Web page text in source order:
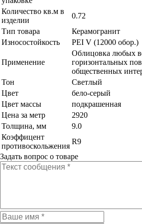
Количество кв.м в
изделии
0.72
Тип товара
Керамогранит
Износостойкость
PEI V (12000 обор.)
Применение
Облицовка любых
горизонтальных
общественных
Тон
Светлый
Цвет
бело-серый
Цвет массы
подкрашенная
Цена за метр
2920
Толщина, мм
9.0
Коэффицент
противоскольжения
R9
Задать вопрос о товаре